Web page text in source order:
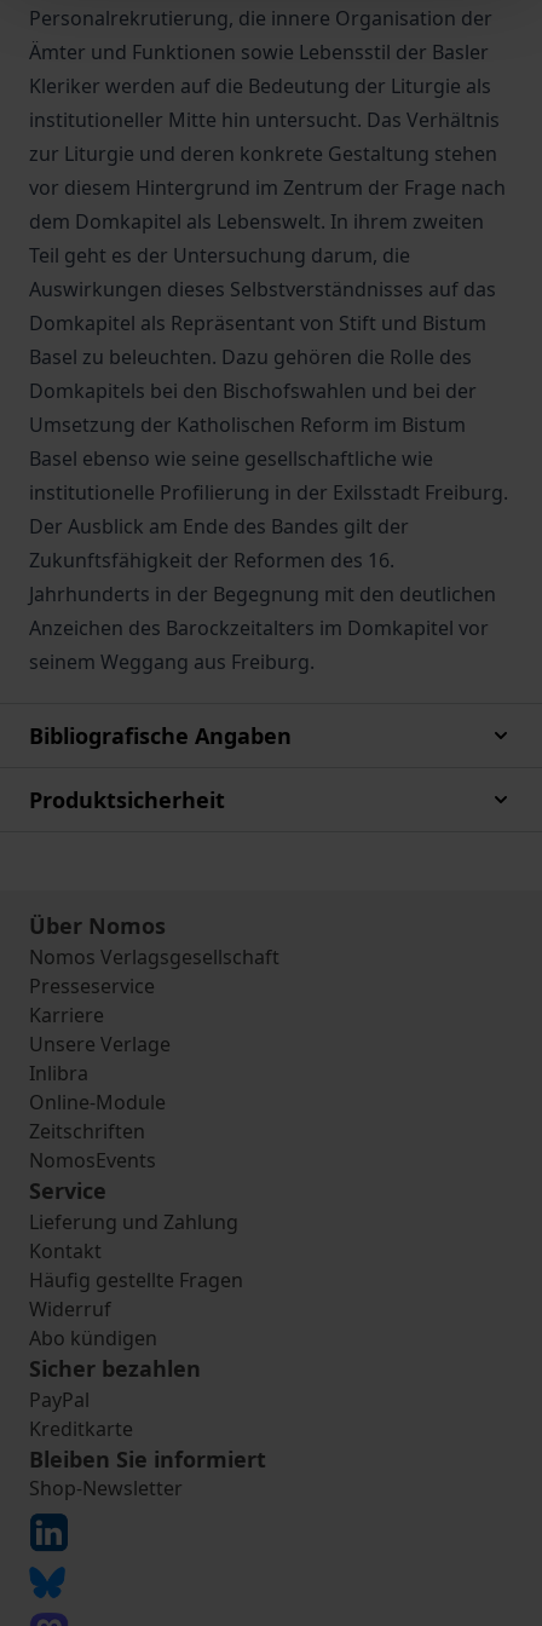
Personalrekrutierung, die innere Organisation der
Ämter und Funktionen sowie Lebensstil der Basler
Kleriker werden auf die Bedeutung der Liturgie als
institutioneller Mitte hin untersucht. Das Verhältnis
zur Liturgie und deren konkrete Gestaltung stehen
vor diesem Hintergrund im Zentrum der Frage nach
dem Domkapitel als Lebenswelt. In ihrem zweiten
Teil geht es der Untersuchung darum, die
Auswirkungen dieses Selbstverständnisses auf das
Domkapitel als Repräsentant von Stift und Bistum
Basel zu beleuchten. Dazu gehören die Rolle des
Domkapitels bei den Bischofswahlen und bei der
Umsetzung der Katholischen Reform im Bistum
Basel ebenso wie seine gesellschaftliche wie
institutionelle Profilierung in der Exilsstadt Freiburg.
Der Ausblick am Ende des Bandes gilt der
Zukunftsfähigkeit der Reformen des 16.
Jahrhunderts in der Begegnung mit den deutlichen
Anzeichen des Barockzeitalters im Domkapitel vor
seinem Weggang aus Freiburg.
Bibliografische Angaben
Produktsicherheit
Über Nomos
Nomos Verlagsgesellschaft
Presseservice
Karriere
Unsere Verlage
Inlibra
Online-Module
Zeitschriften
NomosEvents
Service
Lieferung und Zahlung
Kontakt
Häufig gestellte Fragen
Widerruf
Abo kündigen
Sicher bezahlen
PayPal
Kreditkarte
Bleiben Sie informiert
Shop-Newsletter